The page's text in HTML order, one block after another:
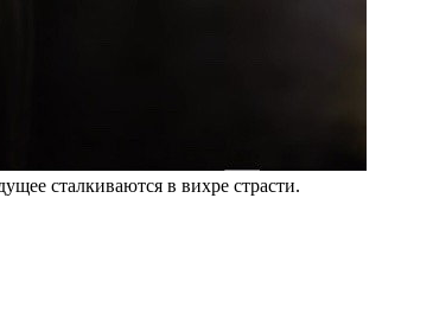
сталкиваются в вихре страсти.